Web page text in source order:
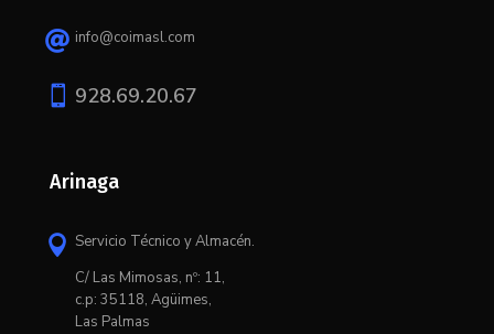
 info@coimasl.com
 928.69.20.67
Arinaga
 Servicio Técnico y Almacén.
C/ Las Mimosas, nº: 11,
c.p: 35118, Agüimes,
Las Palmas